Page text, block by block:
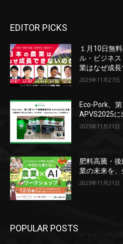
EDITOR PICKS
１月10日無
ル・ビジネ
業はなぜ成
2025年11月27日
Eco-Pork、
APVS2025に
2025年11月21日
肥料高騰・
業の未来を、
2025年11月21日
POPULAR POSTS